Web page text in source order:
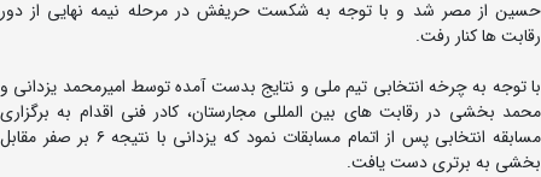
حسین از مصر شد و با توجه به شکست حریفش در مرحله نیمه نهایی از دور
رقابت ها کنار رفت.
با توجه به چرخه انتخابی تیم ملی و نتایج بدست آمده توسط امیرمحمد یزدانی و
محمد بخشی در رقابت های بین المللی مجارستان، کادر فنی اقدام به برگزاری
مسابقه انتخابی پس از اتمام مسابقات نمود که یزدانی با نتیجه ۶ بر صفر مقابل
بخشی به برتری دست یافت.